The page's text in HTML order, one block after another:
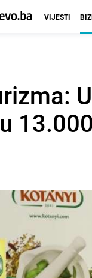
VIJESTI